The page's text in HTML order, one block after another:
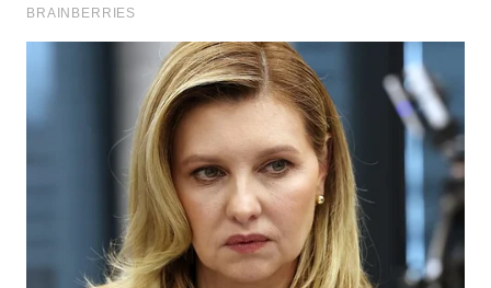
SUMEDANG